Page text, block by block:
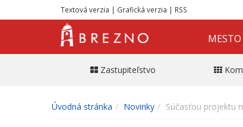
Textová verzia | Grafická verzia | RSS
Zastupiteľstvo
Úvodná stránka Novinky Súčasťou projektu